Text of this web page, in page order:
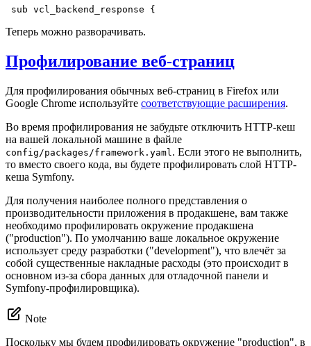
sub vcl_backend_response {
Теперь можно разворачивать.
Профилирование веб-страниц
Для профилирования обычных веб-страниц в Firefox или
Google Chrome используйте соответствующие расширения.
Во время профилирования не забудьте отключить HTTP-кеш
на вашей локальной машине в файле
config/packages/framework.yaml . Если этого не выполнить,
то вместо своего кода, вы будете профилировать слой HTTP-
кеша Symfony.
Для получения наиболее полного представления о
производительности приложения в продакшене, вам также
необходимо профилировать окружение продакшена
("production"). По умолчанию ваше локальное окружение
использует среду разработки ("development"), что влечёт за
собой существенные накладные расходы (это происходит в
основном из-за сбора данных для отладочной панели и
Symfony-профилировщика).
Note
Поскольку мы будем профилировать окружение "production", в